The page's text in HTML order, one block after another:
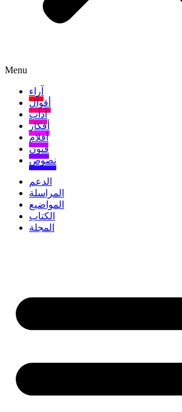
Menu
آراء
أقوال
آداب
أفكار
أفلام
فنون
نصوص
الدعم
المراسلة
المواضيع
الكتاب
المجلة